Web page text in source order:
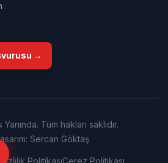
→
Tüm hakları saklıdır.
Sercan Göktaş
Gizlilik PolitikasıÇerez Politikası